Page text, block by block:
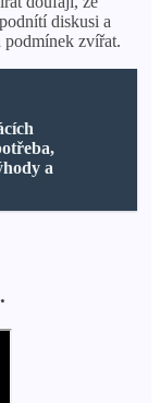
diskusi a
zvířat.
a